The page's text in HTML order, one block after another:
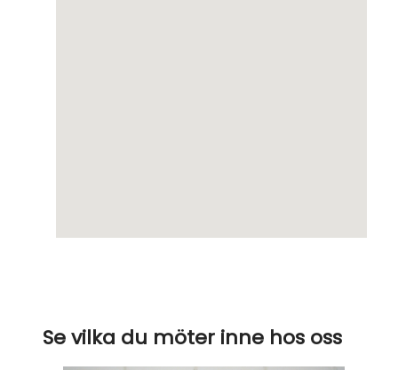
Se vilka du möter inne hos oss